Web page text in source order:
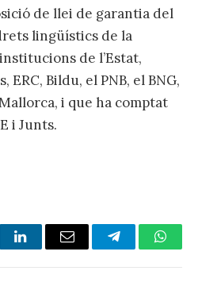
de llei de garantia del
lingüístics de la
de l’Estat,
ERC, Bildu, el PNB, el BNG,
i que ha comptat
i Junts.
LinkedInEmail Telegram